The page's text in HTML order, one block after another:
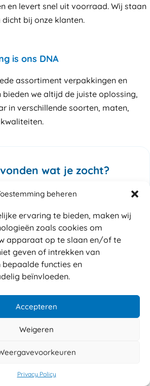
beheren
ervaring te bieden, maken wij
zoals cookies om
apparaat op te slaan en/of te
geven of intrekken van
functies en
beïnvloeden.
Accepteren
Weigeren
Privacy Policy
en levert snel uit voorraad. Wij staan
dicht bij onze klanten
is ons DNA
assortiment verpakkingen en
we altijd de juiste oplossing,
in verschillende soorten, maten,
wat je zocht?
Quick RTFlo-pak Green
noppenfoliePapieren zakken
pallets